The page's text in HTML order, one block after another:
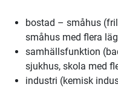
bostad – småhus
småhus med flera
samhällsfunktion
sjukhus, skola med
industri (kemisk